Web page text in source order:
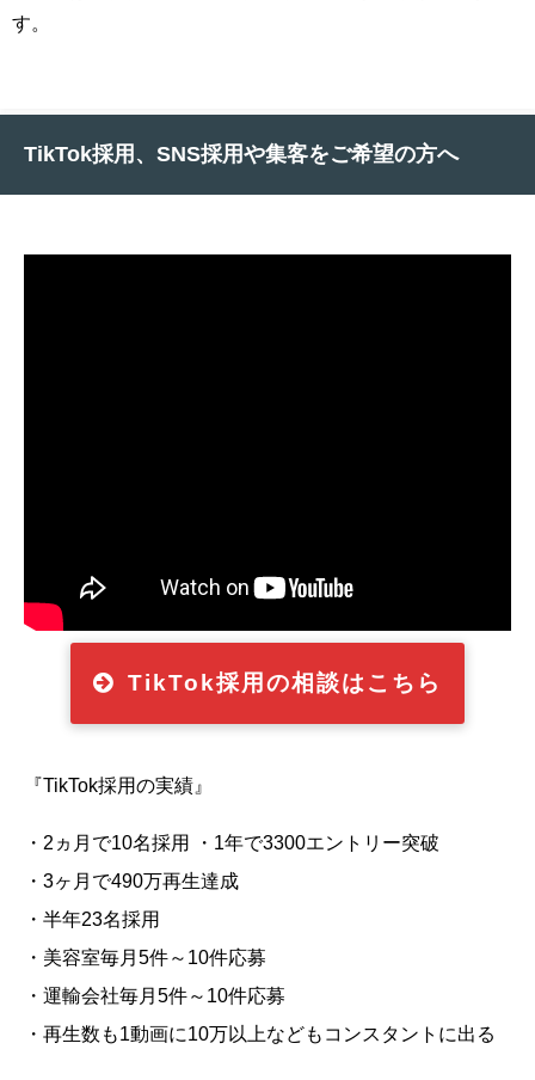
す。
TikTok採用、SNS採用や集客をご希望の方へ
TikTok採用の相談はこちら
『TikTok採用の実績』
・2ヵ月で10名採用 ・1年で3300エントリー突破
・3ヶ月で490万再生達成
・半年23名採用
・美容室毎月5件～10件応募
・運輸会社毎月5件～10件応募
・再生数も1動画に10万以上などもコンスタントに出る